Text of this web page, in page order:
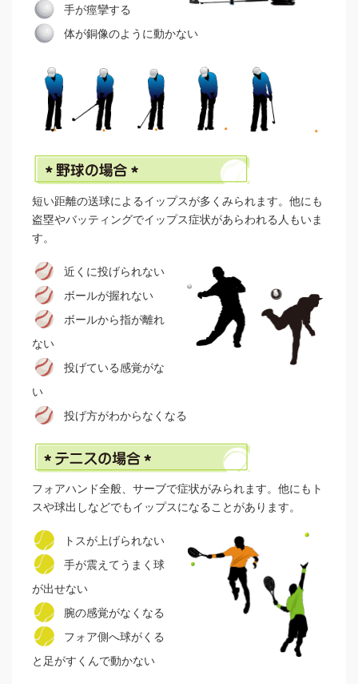
手が痙攣する
体が銅像のように動かない
短い距離の送球によるイップスが多くみられます。他にも
盗塁やバッティングでイップス症状があらわれる人もいま
す。
近くに投げられない
ボールが握れない
ボールから指が離れ
ない
投げている感覚がな
い
投げ方がわからなくなる
フォアハンド全般、サーブで症状がみられます。他にもト
スや球出しなどでもイップスになることがあります。
トスが上げられない
手が震えてうまく球
が出せない
腕の感覚がなくなる
フォア側へ球がくる
と足がすくんで動かない